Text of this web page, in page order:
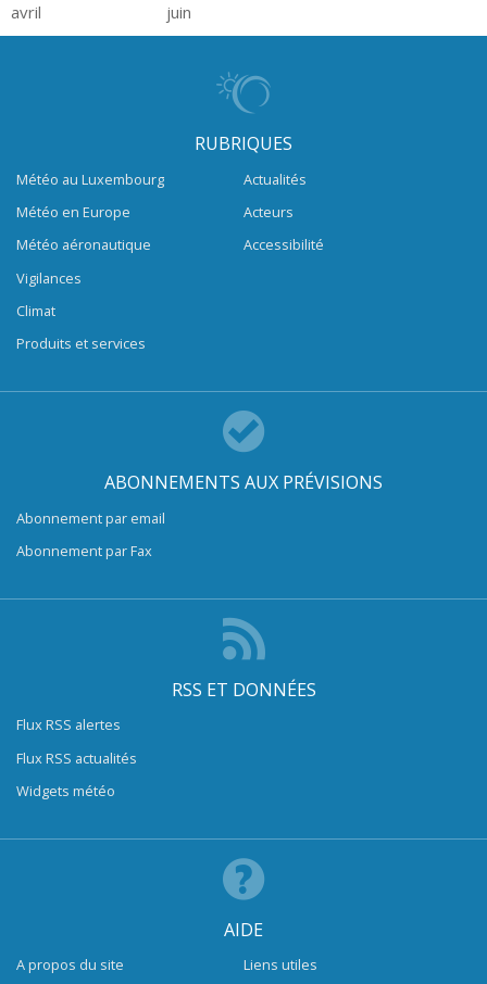
avril juin
RUBRIQUES
Météo au Luxembourg
Météo en Europe
Météo aéronautique
Vigilances
Climat
Produits et services
Actualités
Acteurs
Accessibilité
ABONNEMENTS AUX PRÉVISIONS
Abonnement par email
Abonnement par Fax
RSS ET DONNÉES
Flux RSS alertes
Flux RSS actualités
Widgets météo
AIDE
A propos du site Liens utiles